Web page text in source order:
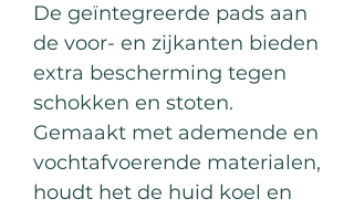
De geïntegreerde pads aan
de voor- en zijkanten bieden
extra bescherming tegen
schokken en stoten.
Gemaakt met ademende en
vochtafvoerende materialen,
houdt het de huid koel en